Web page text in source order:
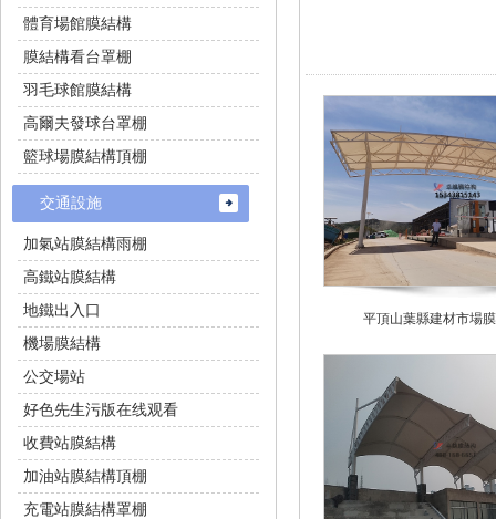
平頂山葉縣建材市場
體育場館膜結構
膜結構看台罩棚
羽毛球館膜結構
高爾夫發球台罩棚
籃球場膜結構頂棚
交通設施
加氣站膜結構雨棚
高鐵站膜結構
地鐵出入口
機場膜結構
公交場站
好色先生污版在线观看
收費站膜結構
加油站膜結構頂棚
充電站膜結構罩棚